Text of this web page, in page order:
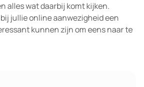
alles wat daarbij komt kijken.
jullie online aanwezigheid een
kunnen zijn om eens naar te